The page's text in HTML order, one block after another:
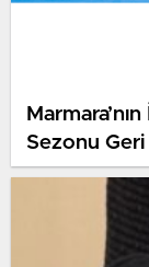
Sezonu Geri